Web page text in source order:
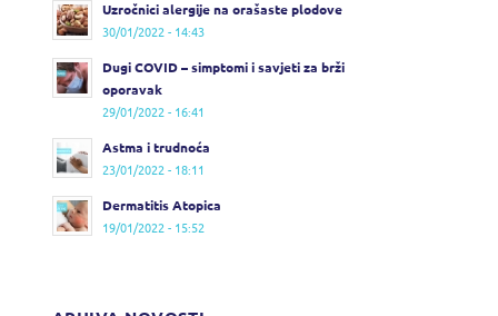
Uzročnici alergije na orašaste plodove
30/01/2022 - 14:43
Dugi COVID – simptomi i savjeti za brži
oporavak
29/01/2022 - 16:41
Astma i trudnoća
23/01/2022 - 18:11
Dermatitis Atopica
19/01/2022 - 15:52